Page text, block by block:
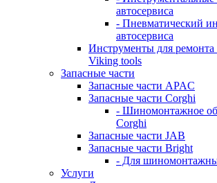
автосервиса
- Пневматический
автосервиса
Инструменты для ремонта
Viking tools
Запасные части
Запасные части APAC
Запасные части Corghi
- Шиномонтажное
Corghi
Запасные части JAB
Запасные части Bright
- Для
Услуги